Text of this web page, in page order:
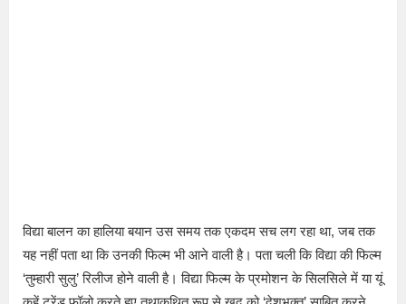
विद्या बालन का हालिया बयान उस समय तक एकदम सच लग रहा था, जब तक
यह नहीं पता था कि उनकी फिल्म भी आने वाली है। पता चली कि विद्या की फिल्म
‘तुम्हारी सुलु’ रिलीज होने वाली है। विद्या फिल्म के प्रमोशन के सिलसिले में या यूं